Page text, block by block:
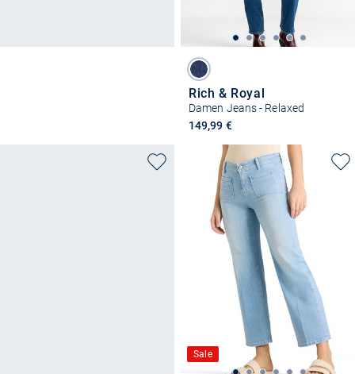
Rich & Royal
Damen Jeans - Relaxed
149,99 €
Sale